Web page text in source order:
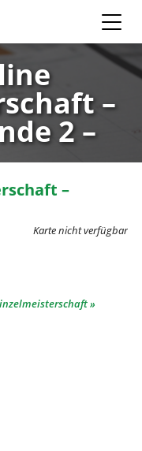
–
2 –
–
Karte nicht verfügbar